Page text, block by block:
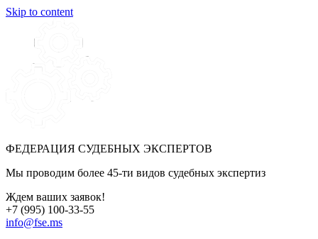
Skip to content
ФЕДЕРАЦИЯ СУДЕБНЫХ ЭКСПЕРТОВ
Мы проводим более 45-ти видов судебных экспертиз
Ждем ваших заявок!
+7 (995) 100-33-55
info@fse.ms